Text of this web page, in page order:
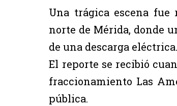
Una trágica escena fue
norte de Mérida, donde
de una descarga eléctrica.
El reporte se recibió
fraccionamiento Las
pública.